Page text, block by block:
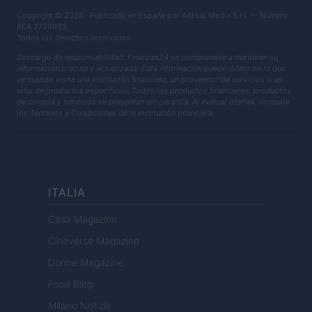
Copyright © 2026 · Publicado en España por AdHub Media S.r.l. — Número
REA 2729933
Todos los derechos reservados
Descargo de responsabilidad: Finanzas24 se compromete a mantener su
información precisa y actualizada. Esta información puede diferir de lo que
ve cuando visita una institución financiera, un proveedor de servicios o un
sitio de productos específicos. Todos los productos financieros, productos
de compra y servicios se presentan sin garantía. Al evaluar ofertas, consulte
los Términos y Condiciones de la institución financiera.
ITALIA
Casa Magazine
Cineverse Magazine
Donne Magazine
Food Blog
Milano Notizie